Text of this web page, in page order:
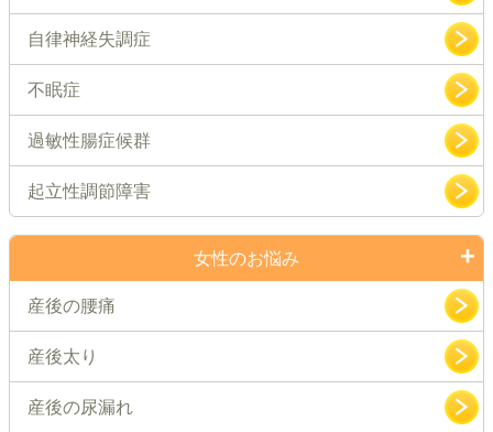
自律神経失調症
不眠症
過敏性腸症候群
起立性調節障害
女性のお悩み
産後の腰痛
産後太り
産後の尿漏れ